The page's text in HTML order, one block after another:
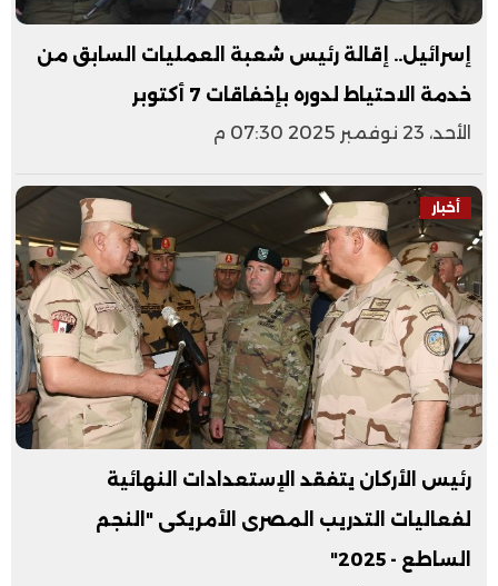
إسرائيل.. إقالة رئيس شعبة العمليات السابق من
خدمة الاحتياط لدوره بإخفاقات 7 أكتوبر
الأحد، 23 نوفمبر 2025 07:30 م
أخبار
رئيس الأركان يتفقد الإستعدادات النهائية
لفعاليات التدريب المصرى الأمريكى "النجم
الساطع - 2025"